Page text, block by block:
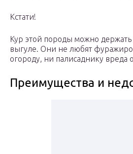
Кстати!
Кур этой породы можно
выгуле. Они не любят
огороду, ни палисаднику вреда
Преимущества и